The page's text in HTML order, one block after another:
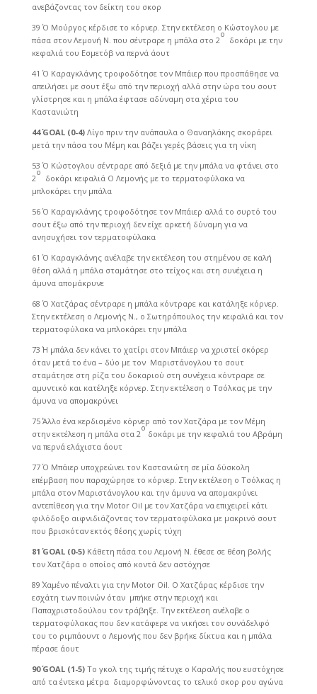
ανεβάζοντας τον δείκτη του σκορ
39΄ Ο Μούργος κέρδισε το κόρνερ. Στην εκτέλεση ο Κώστογλου με
πάσα στον Λεμονή Ν. που σέντραρε η μπάλα στο 2
ο
δοκάρι με την
κεφαλιά του Εσμετόβ να περνά άουτ
41΄ Ο Καραγκλάνης τροφοδότησε τον Μπάιερ που προσπάθησε να
απειλήσει με σουτ έξω από την περιοχή αλλά στην ώρα του σουτ
γλίστρησε και η μπάλα έφτασε αδύναμη στα χέρια του
Καστανιώτη
44΄GOAL (0-4)Λίγο πριν την ανάπαυλα ο Θαναηλάκης σκοράρει
μετά την πάσα του Μέμη και βάζει γερές βάσεις για τη νίκη
53΄ Ο Κώστογλου σέντραρε από δεξιά με την μπάλα να φτάνει στο
2
ο
δοκάρι κεφαλιά Ο Λεμονής με το τερματοφύλακα να
μπλοκάρει την μπάλα
56΄ Ο Καραγκλάνης τροφοδότησε τον Μπάιερ αλλά το συρτό του
σουτ έξω από την περιοχή δεν είχε αρκετή δύναμη για να
ανησυχήσει τον τερματοφύλακα
61΄ Ο Καραγκλάνης ανέλαβε την εκτέλεση του στημένου σε καλή
θέση αλλά η μπάλα σταμάτησε στο τείχος και στη συνέχεια η
άμυνα απομάκρυνε
68΄ Ο Χατζάρας σέντραρε η μπάλα κόντραρε και κατάληξε κόρνερ.
Στην εκτέλεση ο Λεμονής Ν., ο Σωτηρόπουλος την κεφαλιά και τον
τερματοφύλακα να μπλοκάρει την μπάλα
73΄ Η μπάλα δεν κάνει το χατίρι στον Μπάιερ να χριστεί σκόρερ
όταν μετά το ένα – δύο με τον Μαριστάνογλου το σουτ
σταμάτησε στη ρίζα του δοκαριού στη συνέχεια κόντραρε σε
αμυντικό και κατέληξε κόρνερ. Στην εκτέλεση ο Τσόλκας με την
άμυνα να απομακρύνει
75΄ Άλλο ένα κερδισμένο κόρνερ από τον Χατζάρα με τον Μέμη
στην εκτέλεση η μπάλα στα 2
ο
δοκάρι με την κεφαλιά του Αβράμη
να περνά ελάχιστα άουτ
77΄ Ο Μπάιερ υποχρεώνει τον Καστανιώτη σε μία δύσκολη
επέμβαση που παραχώρησε το κόρνερ. Στην εκτέλεση ο Τσόλκας η
μπάλα στον Μαριστάνογλου και την άμυνα να απομακρύνει
αντεπίθεση για την Motor Oil με τον Χατζάρα να επιχειρεί κάτι
φιλόδοξο αιφνιδιάζοντας τον τερματοφύλακα με μακρινό σουτ
που βρισκόταν εκτός θέσης χωρίς τύχη
81΄GOAL (0-5)Κάθετη πάσα του Λεμονή Ν. έθεσε σε θέση βολής
τον Χατζάρα ο οποίος από κοντά δεν αστόχησε
89΄ Χαμένο πέναλτι για την Motor Oil. Ο Χατζάρας κέρδισε την
εσχάτη των ποινών όταν μπήκε στην περιοχή και
Παπαχριστοδούλου τον τράβηξε. Την εκτέλεση ανέλαβε ο
τερματοφύλακας που δεν κατάφερε να νικήσει τον συνάδελφό
του το ριμπάουντ ο Λεμονής που δεν βρήκε δίκτυα και η μπάλα
πέρασε άουτ
90΄GOAL (1-5)Το γκολ της τιμής πέτυχε ο Καραλής που ευστόχησε
από τα έντεκα μέτρα διαμορφώνοντας το τελικό σκορ ρου αγώνα